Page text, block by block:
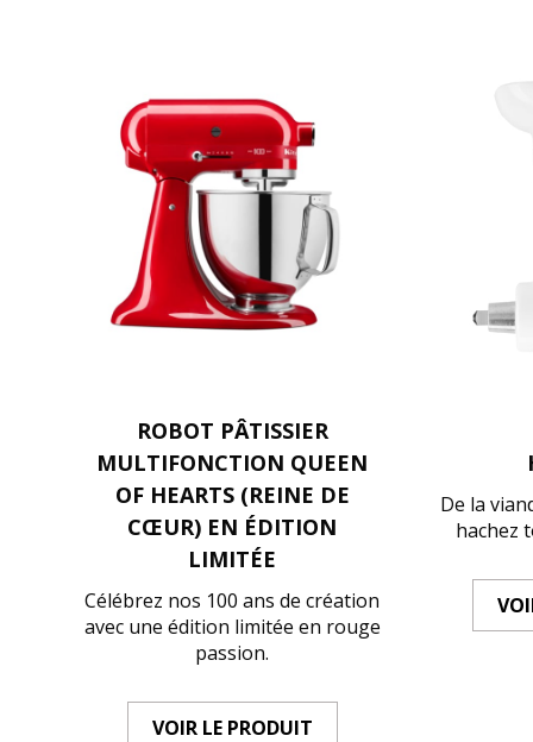
ROBOT PÂTISSIER
MULTIFONCTION QUEEN
OF HEARTS (REINE DE
CŒUR) EN ÉDITION
LIMITÉE
Célébrez nos 100 ans de création
avec une édition limitée en rouge
passion.
VOIR LE PRODUIT
De la
hachez